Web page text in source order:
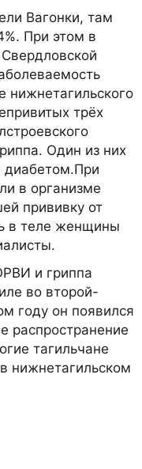
Вагонки, там
При этом в
трёх
Один из них
в организме
прививку от
в теле женщины
и гриппа
во второй-
году он появился
распространение
тагильчане
нижнетагильском